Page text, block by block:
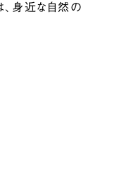
、身近な自然の